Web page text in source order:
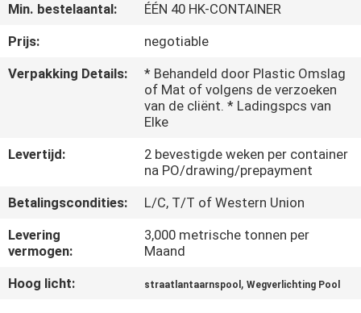
ONS
FABRIEKSREIS
KWALITEITSCONTROLE
CONTACTEER
ONS
NIEUWS
Min. bestelaantal:
ÉÉN 40 HK-CONTAINER
Prijs:
negotiable
Verpakking Details:
* Behandeld door Plastic Omslag
of Mat of volgens de verzoeken
van de cliënt. * Ladingspcs van
Elke
Levertijd:
2 bevestigde weken per container
na PO/drawing/prepayment
Betalingscondities:
L/C, T/T of Western Union
Levering
vermogen:
3,000 metrische tonnen per
Maand
Hoog licht:
straatlantaarnspool ,Wegverlichting Pool